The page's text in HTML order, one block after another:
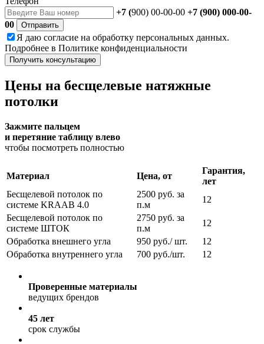
+7 (900) 00-00-00 +7 (900) 000-00-
00
Отправить
Я даю согласие на обработку персональных данных.
Подробнее в Политике конфиденциальности
Получить консультацию
Цены на бесщелевые натяжные
потолки
Зажмите пальцем
и перетяние таблицу влево
чтобы посмотреть полностью
Материал Цена, от
Гарантия,
лет
Бесщелевой потолок по
системе KRAAB 4.0
2500 руб. за
п.м
12
Бесщелевой потолок по
системе ШТОК
2750 руб. за
п.м
12
Обработка внешнего угла
950 руб./ шт.
12
Обработка внутреннего угла
700 руб./шт. 12
Проверенные материалы
ведущих брендов
45 лет
срок службы